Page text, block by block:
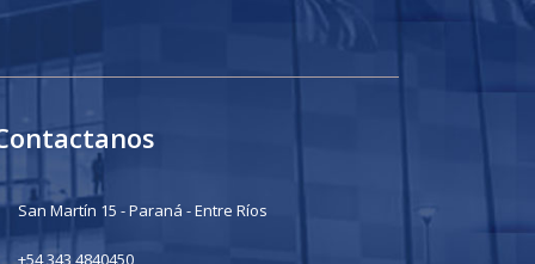
San Martín 15 - Paraná - Entre Ríos
+54 343 4840450